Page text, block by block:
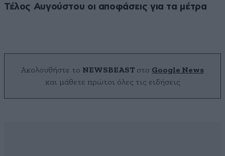
Τέλος Αυγούστου οι αποφάσεις για τα μέτρα
Ακολουθήστε το NEWSBEAST στο Google News
και μάθετε πρώτοι όλες τις ειδήσεις